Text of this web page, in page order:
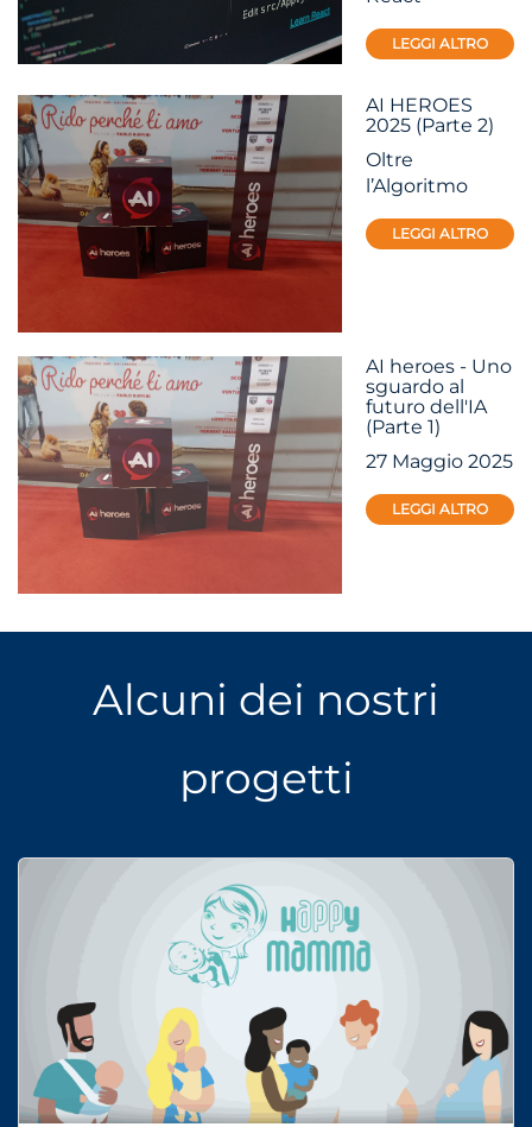
LEGGI ALTRO
AI HEROES
2025 (Parte 2)
Oltre
l’Algoritmo
LEGGI ALTRO
AI heroes - Uno
sguardo al
futuro dell'IA
(Parte 1)
27 Maggio 2025
LEGGI ALTRO
Alcuni dei nostri
progetti